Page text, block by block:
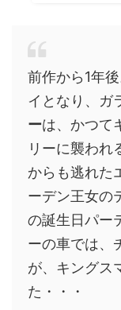
前作から1年
イとなり、ガ
ーは、かつて
リーに襲われ
からも逃れた
ーデン王女の
の誕生日パー
ーの車では、
が、キングス
た・・・